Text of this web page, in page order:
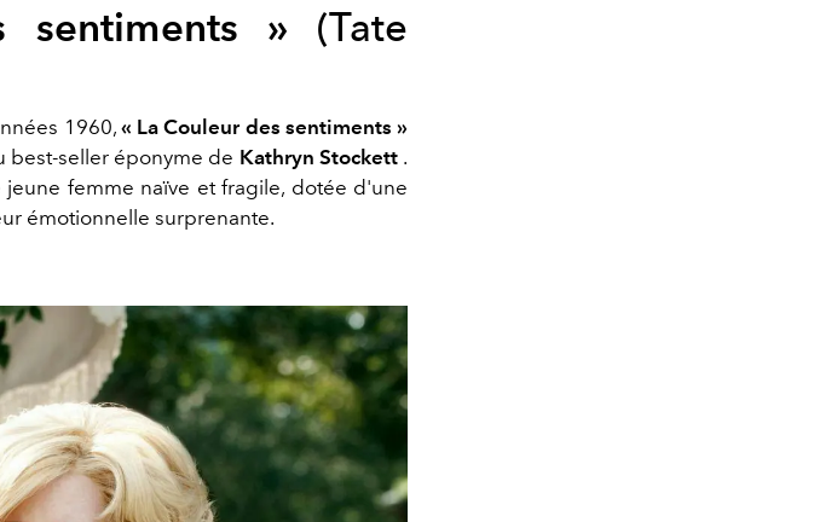
sentiments » (Tate
1960,« La Couleur des sentiments »
best-seller éponyme de Kathryn Stockett.
jeune femme naïve et fragile, dotée d'une
émotionnelle surprenante.